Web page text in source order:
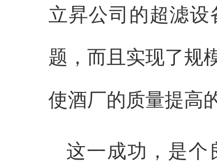
立昇公司的超滤
题，而且实现了规
使酒厂的质量提高
这一成功，是